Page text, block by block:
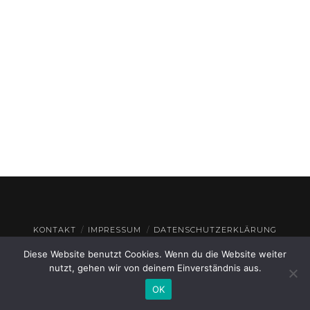
KONTAKT IMPRESSUM DATENSCHUTZERKLÄRUNG
© THEATERHAUS GEROLZHOFEN2026
Diese Website benutzt Cookies. Wenn du die Website weiter
nutzt, gehen wir von deinem Einverständnis aus.
OK